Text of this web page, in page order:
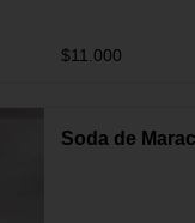
$11.000
Soda de